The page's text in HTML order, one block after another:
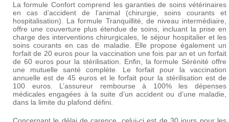
La formule Confort comprend les garanties de soins vétérinaires
en cas d’accident de l’animal (chirurgie, soins courants et
hospitalisation). La formule Tranquillité, de niveau intermédiaire,
offre une couverture plus étendue de soins, incluant la prise en
charge des interventions chirurgicales, le séjour hospitalier et les
soins courants en cas de maladie. Elle propose également un
forfait de 20 euros pour la vaccination une fois par an et un forfait
de 60 euros pour la stérilisation. Enfin, la formule Sérénité offre
une mutuelle santé complète. Le forfait pour la vaccination
annuelle est de 45 euros et le forfait pour la stérilisation est de
100 euros. L’assureur rembourse à 100% les dépenses
médicales engagées à la suite d’un accident ou d’une maladie,
dans la limite du plafond défini.